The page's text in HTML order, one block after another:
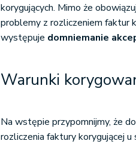
korygujących. Mimo że
problemy z rozliczeniem faktur
występuje domniemanie
Warunki
Na wstępie przypomnijmy, że
rozliczenia faktury korygującej